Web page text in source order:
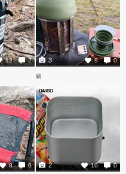
12 2 9 0
3
8 0
鍋
DAISO
10 0
2